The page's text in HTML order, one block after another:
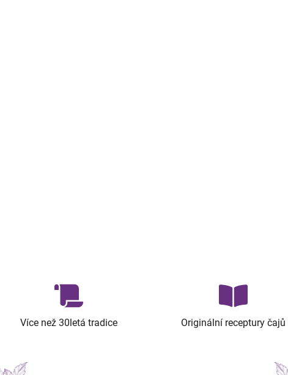
Více než 30letá tradice Originální receptury čajů